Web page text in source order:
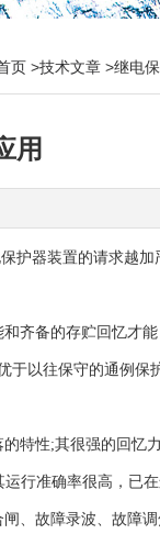
页 >技术文章 >继电
用
护器装置的请求越加
齐备的存贮回忆才
于以往保守的通例保
特性;其很强的回忆
行准确率很高，已在
、故障录波、故障调